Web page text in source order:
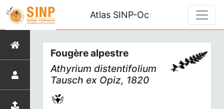
Atlas SINP-Oc
Fougère alpestre
Athyrium distentifolium
Tausch ex Opiz, 1820